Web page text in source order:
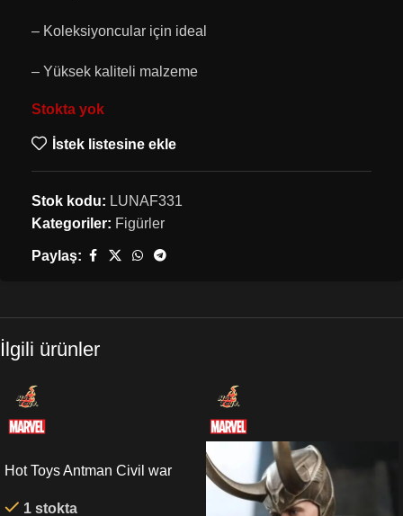
– Koleksiyoncular için ideal
– Yüksek kaliteli malzeme
Stokta yok
İstek listesine ekle
Stok kodu: LUNAF331
Kategoriler: Figürler
Paylaş:
İlgili ürünler
Hot Toys Antman Civil war
1 stokta